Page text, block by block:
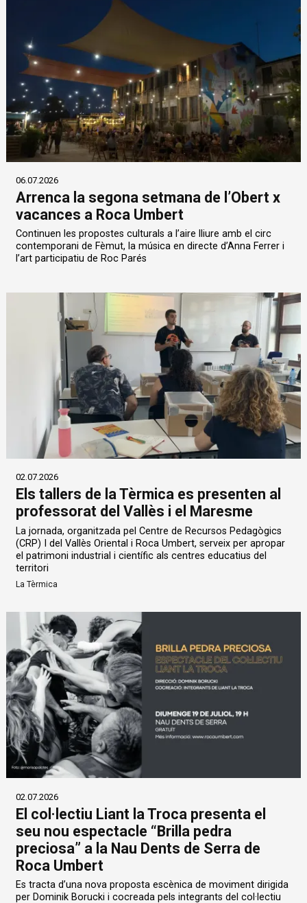
06.07.2026
Arrenca la segona setmana de l’Obert x
vacances a Roca Umbert
Continuen les propostes culturals a l’aire lliure amb el circ
contemporani de Fèmut, la música en directe d’Anna Ferrer i
l’art participatiu de Roc Parés
02.07.2026
Els tallers de la Tèrmica es presenten al
professorat del Vallès i el Maresme
La jornada, organitzada pel Centre de Recursos Pedagògics
(CRP) I del Vallès Oriental i Roca Umbert, serveix per apropar
el patrimoni industrial i científic als centres educatius del
territori
La Tèrmica
02.07.2026
El col·lectiu Liant la Troca presenta el
seu nou espectacle “Brilla pedra
preciosa” a la Nau Dents de Serra de
Roca Umbert
Es tracta d’una nova proposta escènica de moviment dirigida
per Dominik Borucki i cocreada pels integrants del col·lectiu